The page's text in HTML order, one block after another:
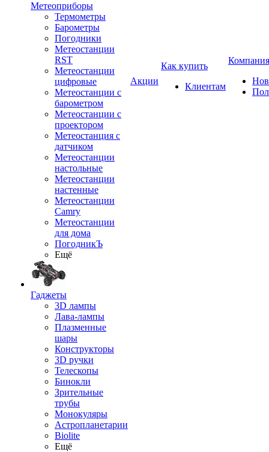
Метеоприборы
Термометры
Барометры
Погодники
Метеостанции
RST
Метеостанции
цифровые
Метеостанции с
барометром
Метеостанции с
проектором
Метеостанция с
датчиком
Метеостанции
настольные
Метеостанции
настенные
Метеостанции
Camry
Метеостанции
для дома
ПогодникЪ
Ещё
Гаджеты
3D лампы
Лава-лампы
Плазменные
шары
Конструкторы
3D ручки
Телескопы
Бинокли
Зрительные
трубы
Монокуляры
Астропланетарии
Biolite
Ещё
Акции
Как купить
Клиентам
Компания